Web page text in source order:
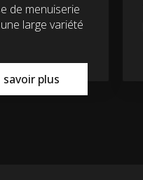
de menuiserie
large variété
savoir plus